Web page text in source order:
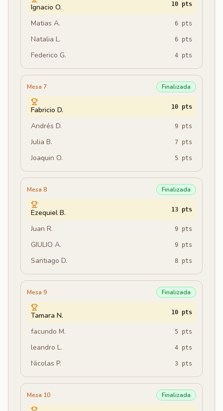
Ignacio O. 10 pts
Matias A. 6 pts
Natalia L. 6 pts
Federico G. 4 pts
Mesa 7 Finalizada
Fabricio D. 10 pts
Andrés D. 9 pts
Julia B. 7 pts
Joaquin O. 5 pts
Mesa 8 Finalizada
Ezequiel B. 13 pts
Juan R. 9 pts
GIULIO A. 9 pts
Santiago D. 8 pts
Mesa 9 Finalizada
Tamara N. 10 pts
facundo M. 5 pts
leandro L. 4 pts
Nicolas P. 3 pts
Mesa 10 Finalizada